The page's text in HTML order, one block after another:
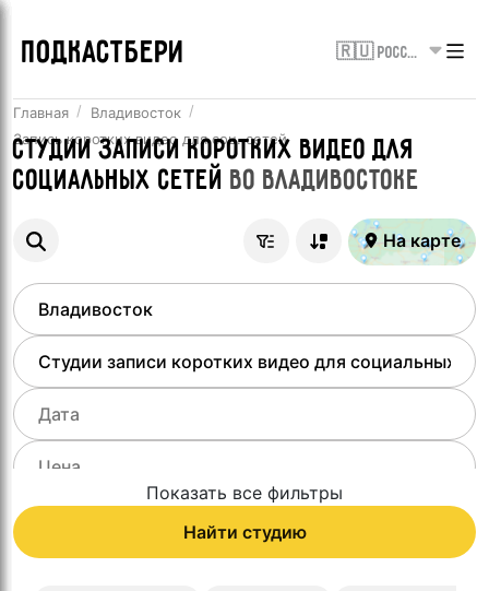
ПОДКАСТБЕРИ 🇷🇺 Россия
Главная
Владивосток
Запись коротких видео для соц. сетей
Студии записи коротких видео для
социальных сетей во Владивостоке
На карте
Показать все фильтры
Найти студию